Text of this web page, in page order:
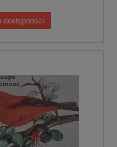
dostępności